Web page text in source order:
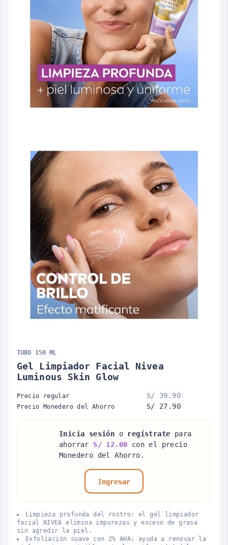
TUBO 150 ML
Gel Limpiador Facial Nivea
Luminous Skin Glow
Precio regular S/ 39.90
Precio Monedero del Ahorro S/ 27.90
Inicia sesión o regístrate para
ahorrar S/ 12.00 con el precio
Monedero del Ahorro.
Ingresar
Limpieza profunda del rostro: el gel limpiador
facial NIVEA elimina impurezas y exceso de grasa
sin agredir la piel.
Exfoliación suave con 2% AHA: ayuda a renovar la